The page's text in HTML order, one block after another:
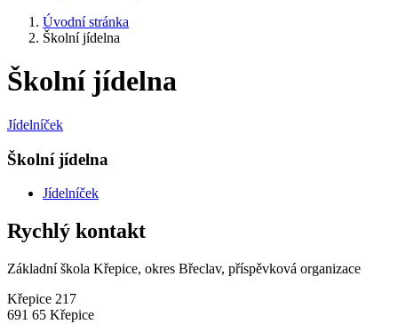
Úvodní stránka
Školní jídelna
Školní jídelna
Jídelníček
Školní jídelna
Jídelníček
Rychlý kontakt
Základní škola Křepice, okres Břeclav, příspěvková organizace
Křepice 217
691 65 Křepice